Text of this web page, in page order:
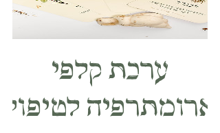
ערכת קלפי
ארומתרפיה לטיפול